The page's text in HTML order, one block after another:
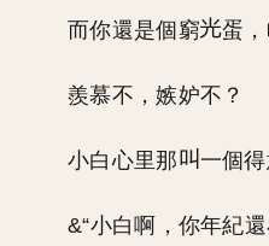
而你還是個窮 蛋，
羨慕不，嫉妒不？
小白心里那 一個得
&“小白啊，你年紀